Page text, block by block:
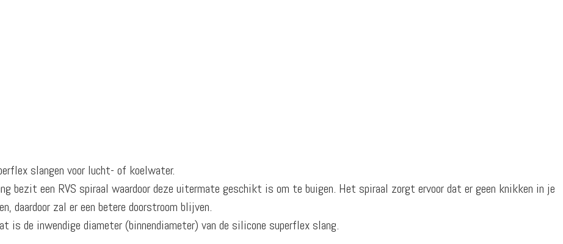
slangen voor lucht- of koelwater.
bezit een RVS spiraal waardoor deze uitermate geschikt is om te buigen. Het spiraal zorgt ervoor dat er geen knikken in je
daardoor zal er een betere doorstroom blijven.
is de inwendige diameter (binnendiameter) van de silicone superflex slang.